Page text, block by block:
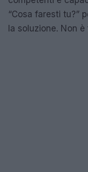
“Cosa faresti tu?”
la soluzione. Non